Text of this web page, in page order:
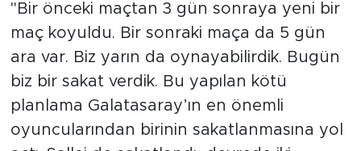
"Bir önceki maçtan 3 gün sonraya yeni bir
maç koyuldu. Bir sonraki maça da 5 gün
ara var. Biz yarın da oynayabilirdik. Bugün
biz bir sakat verdik. Bu yapılan kötü
planlama Galatasaray’ın en önemli
oyuncularından birinin sakatlanmasına yol